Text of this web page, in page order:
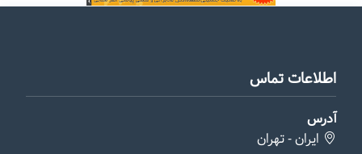
اطلاعات تماس
آدرس
ایران - تهران